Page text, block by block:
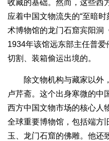
收藏的基础。然而，这些西
应着中国文物流失的“至暗
术博物馆的龙门石窟宾阳洞
1934年该馆远东部主任普
切割、装箱偷运出境的。
除文物机构与藏家以外
卢芹斋。这个出身寒微的中
西方中国文物市场的核心人
全球重要博物馆，包括端方
玉、龙门石窟的佛雕。他还